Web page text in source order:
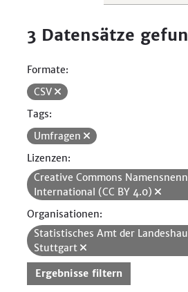
3 Datensätze
Formate:
CSV
Tags:
Umfragen
Lizenzen:
Creative Commons
International (CC BY 4.0)
Organisationen:
Statistisches Amt der
Stuttgart
Ergebnisse filtern